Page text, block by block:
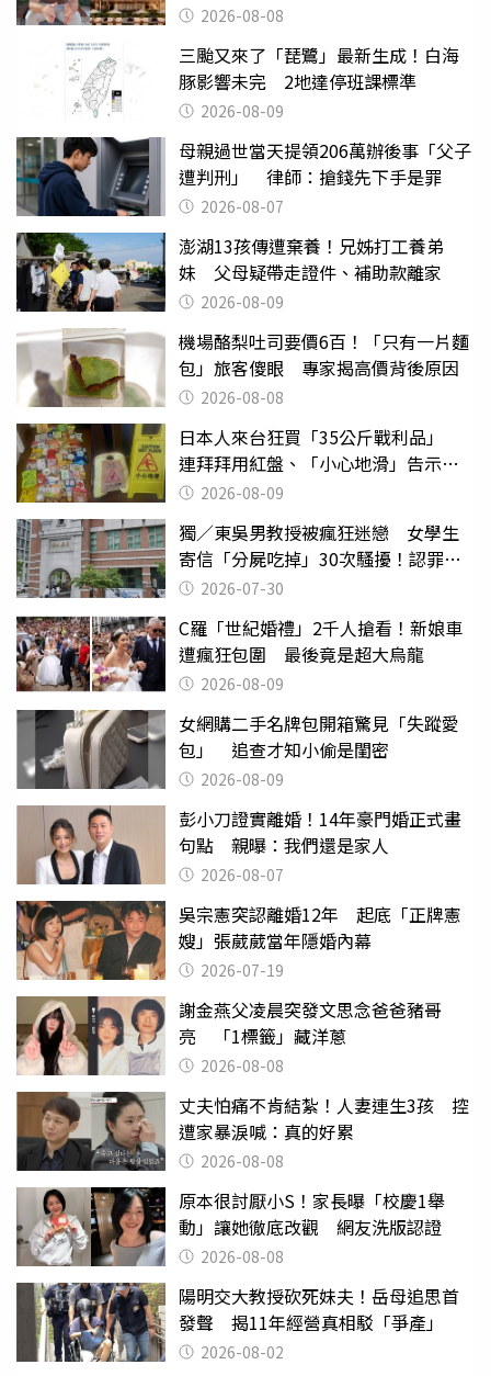
2026-08-08
三颱又來了「琵鷺」最新生成！白海
豚影響未完 2地達停班課標準
2026-08-09
母親過世當天提領206萬辦後事「父子
遭判刑」 律師：搶錢先下手是罪
2026-08-07
澎湖13孩傳遭棄養！兄姊打工養弟
妹 父母疑帶走證件、補助款離家
2026-08-09
機場酪梨吐司要價6百！「只有一片麵
包」旅客傻眼 專家揭高價背後原因
2026-08-08
日本人來台狂買「35公斤戰利品」
連拜拜用紅盤、「小心地滑」告示牌
也帶回家
2026-08-09
獨／東吳男教授被瘋狂迷戀 女學生
寄信「分屍吃掉」30次騷擾！認罪免
關 2026-07-30
C羅「世紀婚禮」2千人搶看！新娘車
遭瘋狂包圍 最後竟是超大烏龍
2026-08-09
女網購二手名牌包開箱驚見「失蹤愛
包」 追查才知小偷是閨密
2026-08-09
彭小刀證實離婚！14年豪門婚正式畫
句點 親曝：我們還是家人
2026-08-07
吳宗憲突認離婚12年 起底「正牌憲
嫂」張葳葳當年隱婚內幕
2026-07-19
謝金燕父凌晨突發文思念爸爸豬哥
亮 「1標籤」藏洋蔥
2026-08-08
丈夫怕痛不肯結紮！人妻連生3孩 控
遭家暴淚喊：真的好累
2026-08-08
原本很討厭小S！家長曝「校慶1舉
動」讓她徹底改觀 網友洗版認證
2026-08-08
陽明交大教授砍死妹夫！岳母追思首
發聲 揭11年經營真相駁「爭產」
2026-08-02